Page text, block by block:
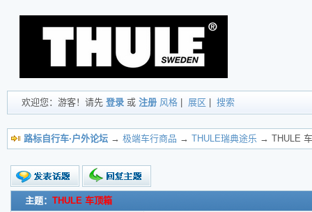
欢迎您：游客！请先 登录 或 注册 风格 展区 搜索
路标自行车·户外论坛 → 极端车行商品 → THULE瑞典途乐 → THULE
新的主题
主题： THULE 车顶箱